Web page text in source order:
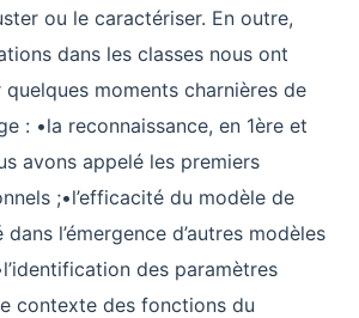
ou le caractériser. En outre,
dans les classes nous ont
quelques moments charnières de
: •la reconnaissance, en 1ère et
avons appelé les premiers
;•l’efficacité du modèle de
l’émergence d’autres modèles
des paramètres
contexte des fonctions du